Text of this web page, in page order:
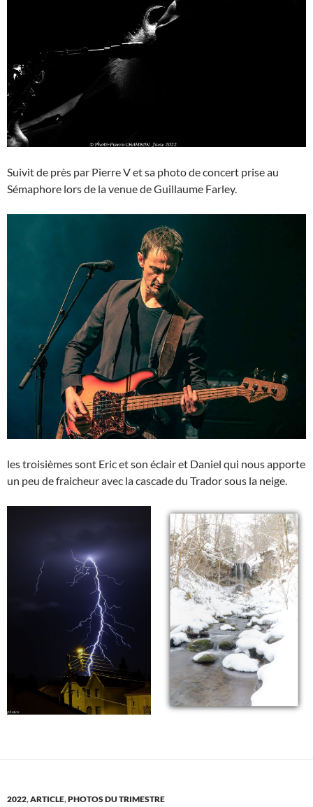
Suivit de près par Pierre V et sa photo de concert prise au
Sémaphore lors de la venue de Guillaume Farley.
les troisièmes sont Eric et son éclair et Daniel qui nous apporte
un peu de fraicheur avec la cascade du Trador sous la neige.
2022,ARTICLE,PHOTOS DU TRIMESTRE